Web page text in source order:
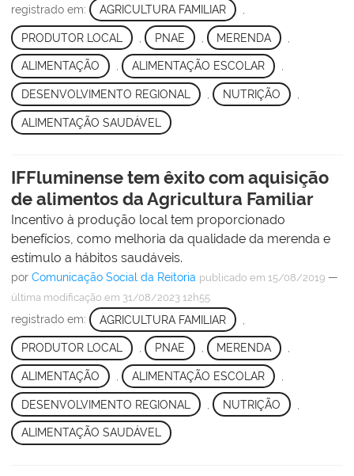
registrado em: AGRICULTURA FAMILIAR
PRODUTOR LOCAL PNAE MERENDA
ALIMENTAÇÃO , ALIMENTAÇÃO ESCOLAR ,
DESENVOLVIMENTO REGIONAL NUTRIÇÃO
ALIMENTAÇÃO SAUDÁVEL
IFFluminense tem êxito com aquisição
de alimentos da Agricultura Familiar
Incentivo à produção local tem proporcionado
benefícios, como melhoria da qualidade da merenda e
estímulo a hábitos saudáveis.
por Comunicação Social da Reitoria publicado em 15/08/2019 —
última modificação em 31/08/2023 12h55
registrado em: AGRICULTURA FAMILIAR
PRODUTOR LOCAL , PNAE , MERENDA ,
ALIMENTAÇÃO ALIMENTAÇÃO ESCOLAR
DESENVOLVIMENTO REGIONAL NUTRIÇÃO
ALIMENTAÇÃO SAUDÁVEL